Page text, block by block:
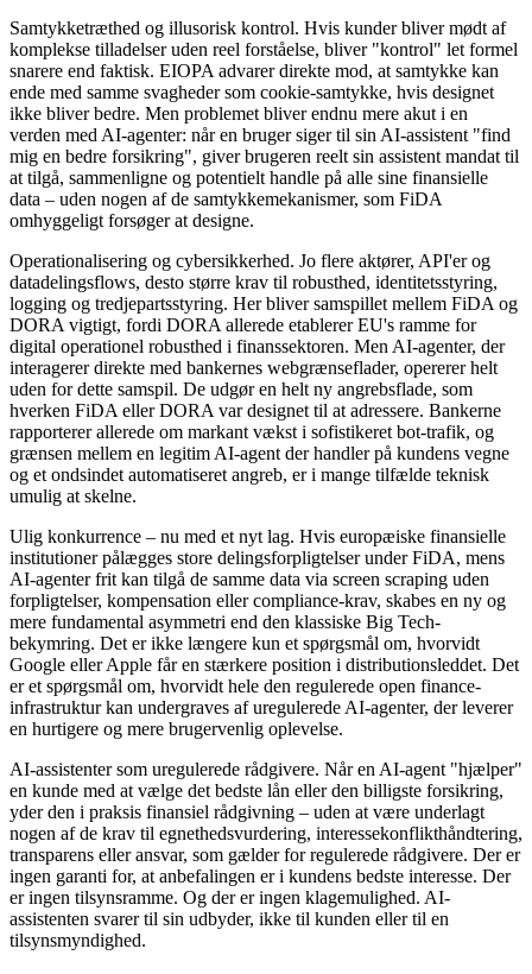
Samtykketræthed og illusorisk kontrol. Hvis kunder bliver mødt af
komplekse tilladelser uden reel forståelse, bliver "kontrol" let formel
snarere end faktisk. EIOPA advarer direkte mod, at samtykke kan
ende med samme svagheder som cookie-samtykke, hvis designet
ikke bliver bedre. Men problemet bliver endnu mere akut i en
verden med AI-agenter: når en bruger siger til sin AI-assistent "find
mig en bedre forsikring", giver brugeren reelt sin assistent mandat til
at tilgå, sammenligne og potentielt handle på alle sine finansielle
data – uden nogen af de samtykkemekanismer, som FiDA
omhyggeligt forsøger at designe.
Operationalisering og cybersikkerhed. Jo flere aktører, API'er og
datadelingsflows, desto større krav til robusthed, identitetsstyring,
logging og tredjepartsstyring. Her bliver samspillet mellem FiDA og
DORA vigtigt, fordi DORA allerede etablerer EU's ramme for
digital operationel robusthed i finanssektoren. Men AI-agenter, der
interagerer direkte med bankernes webgrænseflader, opererer helt
uden for dette samspil. De udgør en helt ny angrebsflade, som
hverken FiDA eller DORA var designet til at adressere. Bankerne
rapporterer allerede om markant vækst i sofistikeret bot-trafik, og
grænsen mellem en legitim AI-agent der handler på kundens vegne
og et ondsindet automatiseret angreb, er i mange tilfælde teknisk
umulig at skelne.
Ulig konkurrence – nu med et nyt lag. Hvis europæiske finansielle
institutioner pålægges store delingsforpligtelser under FiDA, mens
AI-agenter frit kan tilgå de samme data via screen scraping uden
forpligtelser, kompensation eller compliance-krav, skabes en ny og
mere fundamental asymmetri end den klassiske Big Tech-
bekymring. Det er ikke længere kun et spørgsmål om, hvorvidt
Google eller Apple får en stærkere position i distributionsleddet. Det
er et spørgsmål om, hvorvidt hele den regulerede open finance-
infrastruktur kan undergraves af uregulerede AI-agenter, der leverer
en hurtigere og mere brugervenlig oplevelse.
AI-assistenter som uregulerede rådgivere. Når en AI-agent "hjælper"
en kunde med at vælge det bedste lån eller den billigste forsikring,
yder den i praksis finansiel rådgivning – uden at være underlagt
nogen af de krav til egnethedsvurdering, interessekonflikthåndtering,
transparens eller ansvar, som gælder for regulerede rådgivere. Der er
ingen garanti for, at anbefalingen er i kundens bedste interesse. Der
er ingen tilsynsramme. Og der er ingen klagemulighed. AI-
assistenten svarer til sin udbyder, ikke til kunden eller til en
tilsynsmyndighed.